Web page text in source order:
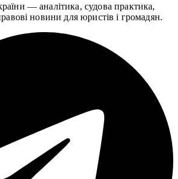
— аналітика, судова практика,
новини для юристів і громадян.